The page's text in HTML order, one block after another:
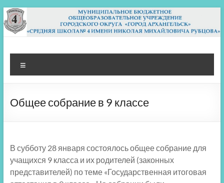
Перейти
к
содержимому
МБОУ СШ 4
Архангельск
Общее собрание в 9 классе
В субботу 28 января состоялось общее собрание для
учащихся 9 класса и их родителей (законных
представителей) по теме «Государственная итоговая